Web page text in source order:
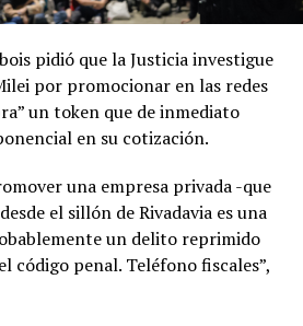
pidió que la Justicia investigue
por promocionar en las redes
un token que de inmediato
en su cotización.
una empresa privada -que
el sillón de Rivadavia es una
un delito reprimido
código penal. Teléfono fiscales”,